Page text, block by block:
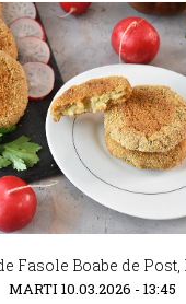
Fasole Boabe de Post,
MARTI 10.03.2026 - 13:45